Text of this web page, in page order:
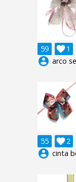
59 1

account_circle arco
55 2

account_circle cinta